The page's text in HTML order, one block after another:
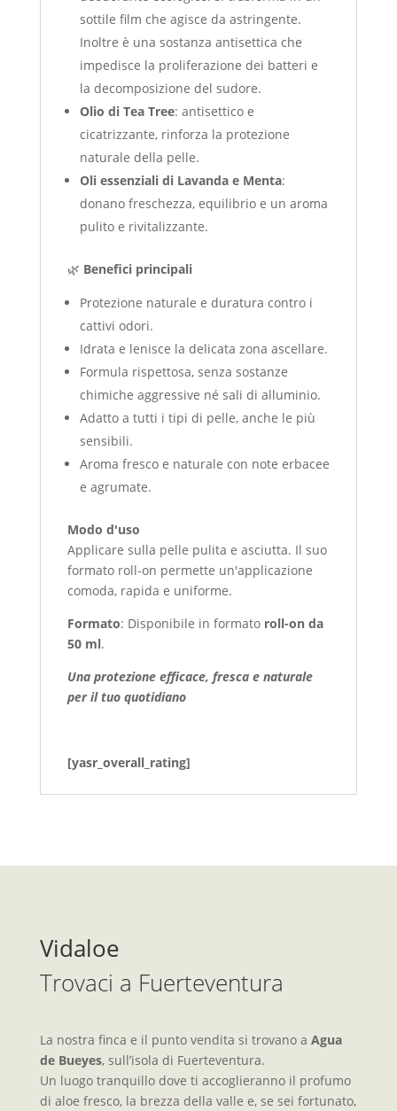
sottile film che agisce da astringente.
Inoltre è una sostanza antisettica che
impedisce la proliferazione dei batteri e
la decomposizione del sudore.
Olio di Tea Tree: antisettico e
cicatrizzante, rinforza la protezione
naturale della pelle.
Oli essenziali di Lavanda e Menta:
donano freschezza, equilibrio e un aroma
pulito e rivitalizzante.
🌿 Benefici principali
Protezione naturale e duratura contro i
cattivi odori.
Idrata e lenisce la delicata zona ascellare.
Formula rispettosa, senza sostanze
chimiche aggressive né sali di alluminio.
Adatto a tutti i tipi di pelle, anche le più
sensibili.
Aroma fresco e naturale con note erbacee
e agrumate.
Modo d'uso
Applicare sulla pelle pulita e asciutta. Il suo
formato roll-on permette un'applicazione
comoda, rapida e uniforme.
Formato: Disponibile in formato roll-on da
50 ml.
Una protezione efficace, fresca e naturale
per il tuo quotidiano
[yasr_overall_rating]
Vidaloe
Trovaci a Fuerteventura
La nostra finca e il punto vendita si trovano a Agua
de Bueyes, sull’isola di Fuerteventura.
Un luogo tranquillo dove ti accoglieranno il profumo
di aloe fresco, la brezza della valle e, se sei fortunato,